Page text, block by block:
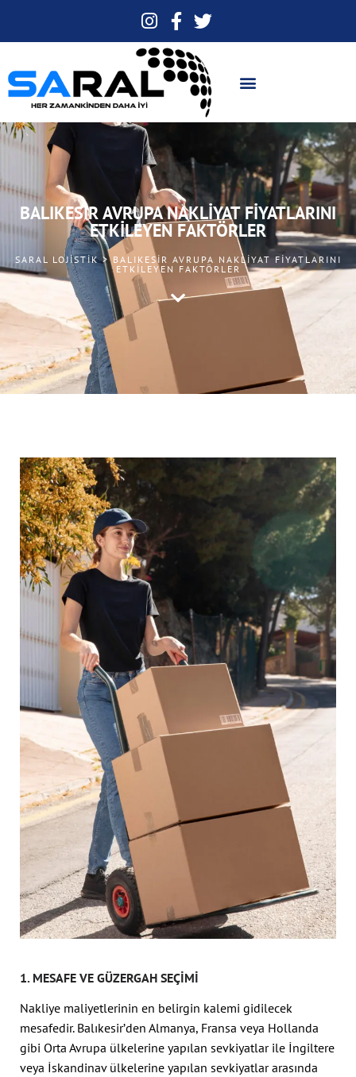
BALIKESIR AVRUPA NAKLIYAT FIYATLARINI
ETKILEYEN FAKTÖRLER
SARAL LOJISTIK > BALIKESIR AVRUPA NAKLIYAT FIYATLARINI
ETKILEYEN FAKTÖRLER
1. MESAFE VE GÜZERGAH SEÇIMI
Nakliye maliyetlerinin en belirgin kalemi gidilecek
mesafedir. Balıkesir’den Almanya, Fransa veya Hollanda
gibi Orta Avrupa ülkelerine yapılan sevkiyatlar ile İngiltere
veya İskandinav ülkelerine yapılan sevkiyatlar arasında